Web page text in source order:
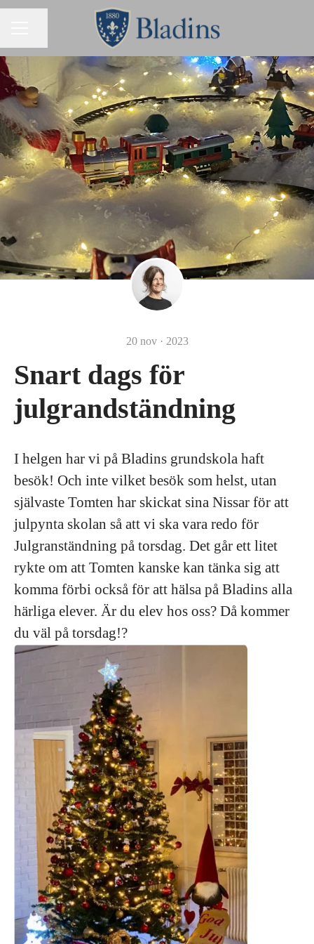
20 nov · 2023
Snart dags för
julgrandständning
I helgen har vi på Bladins grundskola haft
besök! Och inte vilket besök som helst, utan
självaste Tomten har skickat sina Nissar för att
julpynta skolan så att vi ska vara redo för
Julgranständning på torsdag. Det går ett litet
rykte om att Tomten kanske kan tänka sig att
komma förbi också för att hälsa på Bladins alla
härliga elever. Är du elev hos oss? Då kommer
du väl på torsdag!?